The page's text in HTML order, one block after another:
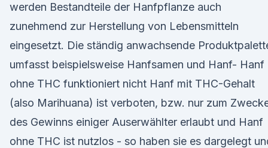
werden Bestandteile der Hanfpflanze auch
zunehmend zur Herstellung von Lebensmitteln
eingesetzt. Die ständig anwachsende
umfasst beispielsweise Hanfsamen und Hanf- Hanf
ohne THC funktioniert nicht Hanf mit THC-Gehalt
(also Marihuana) ist verboten, bzw. nur zum
des Gewinns einiger Auserwählter erlaubt und Hanf
ohne THC ist nutzlos - so haben sie es dargelegt